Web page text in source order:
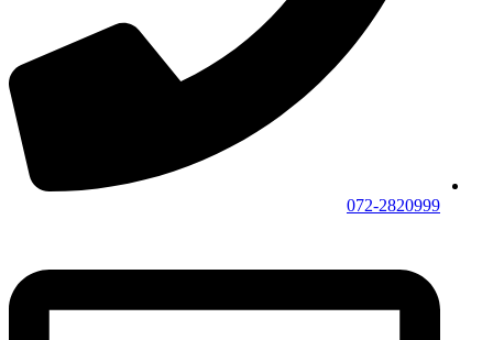
072-2820999